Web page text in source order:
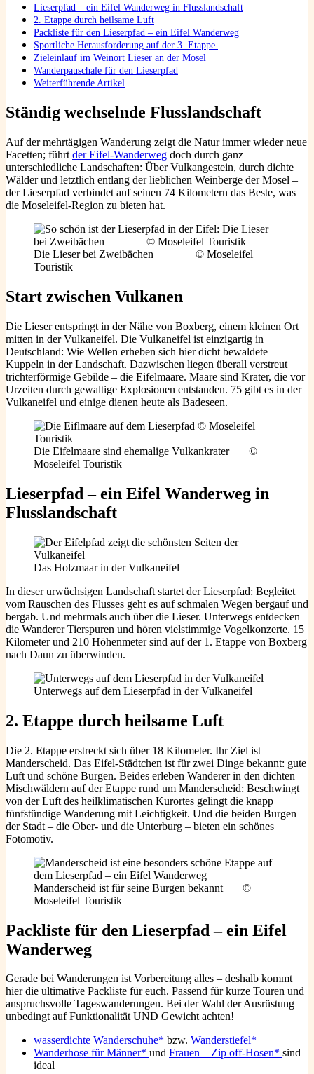
Lieserpfad – ein Eifel Wanderweg in Flusslandschaft
2. Etappe durch heilsame Luft
Packliste für den Lieserpfad – ein Eifel Wanderweg
Sportliche Herausforderung auf der 3. Etappe
Zieleinlauf im Weinort Lieser an der Mosel
Wanderpauschale für den Lieserpfad
Weiterführende Artikel
Ständig wechselnde Flusslandschaft
Auf der mehrtägigen Wanderung zeigt die Natur immer wieder neue
Facetten; führt der Eifel-Wanderweg doch durch ganz
unterschiedliche Landschaften: Über Vulkangestein, durch dichte
Wälder und letztlich entlang der lieblichen Weinberge der Mosel –
der Lieserpfad verbindet auf seinen 74 Kilometern das Beste, was
die Moseleifel-Region zu bieten hat.
Die Lieser bei Zweibächen © Moseleifel
Touristik
Start zwischen Vulkanen
Die Lieser entspringt in der Nähe von Boxberg, einem kleinen Ort
mitten in der Vulkaneifel. Die Vulkaneifel ist einzigartig in
Deutschland: Wie Wellen erheben sich hier dicht bewaldete
Kuppeln in der Landschaft. Dazwischen liegen überall verstreut
trichterförmige Gebilde – die Eifelmaare. Maare sind Krater, die vor
Urzeiten durch gewaltige Explosionen entstanden. 75 gibt es in der
Vulkaneifel und einige dienen heute als Badeseen.
Die Eifelmaare sind ehemalige Vulkankrater ©
Moseleifel Touristik
Lieserpfad – ein Eifel Wanderweg in
Flusslandschaft
Das Holzmaar in der Vulkaneifel
In dieser urwüchsigen Landschaft startet der Lieserpfad: Begleitet
vom Rauschen des Flusses geht es auf schmalen Wegen bergauf und
bergab. Und mehrmals auch über die Lieser. Unterwegs entdecken
die Wanderer Tierspuren und hören vielstimmige Vogelkonzerte. 15
Kilometer und 210 Höhenmeter sind auf der 1. Etappe von Boxberg
nach Daun zu überwinden.
Unterwegs auf dem Lieserpfad in der Vulkaneifel
2. Etappe durch heilsame Luft
Die 2. Etappe erstreckt sich über 18 Kilometer. Ihr Ziel ist
Manderscheid. Das Eifel-Städtchen ist für zwei Dinge bekannt: gute
Luft und schöne Burgen. Beides erleben Wanderer in den dichten
Mischwäldern auf der Etappe rund um Manderscheid: Beschwingt
von der Luft des heilklimatischen Kurortes gelingt die knapp
fünfstündige Wanderung mit Leichtigkeit. Und die beiden Burgen
der Stadt – die Ober- und die Unterburg – bieten ein schönes
Fotomotiv.
Manderscheid ist für seine Burgen bekannt ©
Moseleifel Touristik
Packliste für den Lieserpfad – ein Eifel
Wanderweg
Gerade bei Wanderungen ist Vorbereitung alles – deshalb kommt
hier die ultimative Packliste für euch. Passend für kurze Touren und
anspruchsvolle Tageswanderungen. Bei der Wahl der Ausrüstung
unbedingt auf Funktionalität UND Gewicht achten!
wasserdichte Wanderschuhe* bzw. Wanderstiefel*
Wanderhose für Männer* und Frauen – Zip off-Hosen* sind
ideal